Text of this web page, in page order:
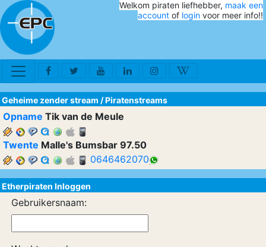
Welkom piraten liefhebber, maak een
account of login voor meer info!!
Geheime zender stream /Piratenstreams
Opname Tik van de Meule
Twente Malle's Bumsbar 97.50
0646462070
Etherpiraten Inloggen
Gebruikersnaam: